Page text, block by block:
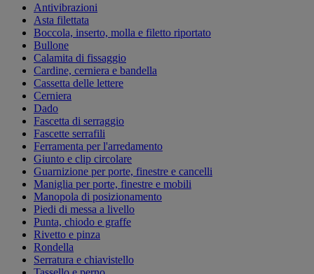
Antivibrazioni
Asta filettata
Boccola, inserto, molla e filetto riportato
Bullone
Calamita di fissaggio
Cardine, cerniera e bandella
Cassetta delle lettere
Cerniera
Dado
Fascetta di serraggio
Fascette serrafili
Ferramenta per l'arredamento
Giunto e clip circolare
Guarnizione per porte, finestre e cancelli
Maniglia per porte, finestre e mobili
Manopola di posizionamento
Piedi di messa a livello
Punta, chiodo e graffe
Rivetto e pinza
Rondella
Serratura e chiavistello